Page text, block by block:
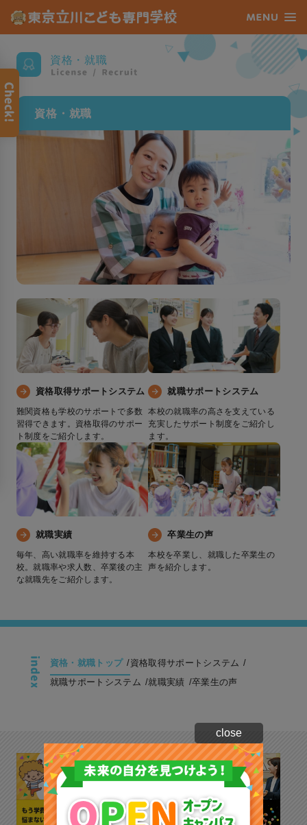
資格・就職
資格・就職
資格取得サポートシステム
難関資格も学校のサポートで多数
習得できます。資格取得のサポー
ト制度をご紹介します。
就職サポートシステム
本校の就職率の高さを支えている
充実したサポート制度をご紹介し
ます。
就職実績
毎年、高い就職率を維持する本
校。就職率や求人数、卒業後の主
な就職先をご紹介します。
卒業生の声
本校を卒業し、就職した卒業生の
声を紹介します。
資格・就職トップ
資格取得サポートシステム
就職サポートシステム
就職実績 卒業生の声
close